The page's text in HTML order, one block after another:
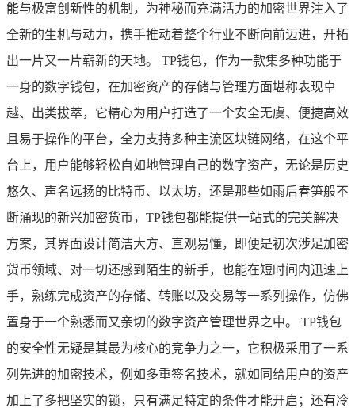
能与极富创新性的机制，为神秘而充满活力的加密世界注入了
全新的生机与动力，携手推动着整个行业不断向前迈进，开拓
出一片又一片崭新的天地。 TP钱包，作为一款集多种功能于
一身的数字钱包，在加密资产的存储与管理方面堪称表现卓
越、出类拔萃，它精心为用户打造了一个安全无虞、便捷高效
且易于操作的平台，全力支持多种主流区块链网络，在这个平
台上，用户能够轻松自如地管理自己的数字资产，无论是历史
悠久、声名远扬的比特币、以太坊，还是那些如雨后春笋般不
断涌现的新兴加密货币，TP钱包都能提供一站式的完美解决
方案，其界面设计简洁大方、直观易懂，即便是初次涉足加密
货币领域、对一切还感到陌生的新手，也能在短时间内迅速上
手，熟练完成资产的存储、转账以及交易等一系列操作，仿佛
置身于一个熟悉而又亲切的数字资产管理世界之中。 TP钱包
的安全性无疑是其最为核心的竞争力之一，它积极采用了一系
列先进的加密技术，例如多重签名技术，就如同给用户的资产
加上了多把坚实的锁，只有满足特定的条件才能开启；还有冷